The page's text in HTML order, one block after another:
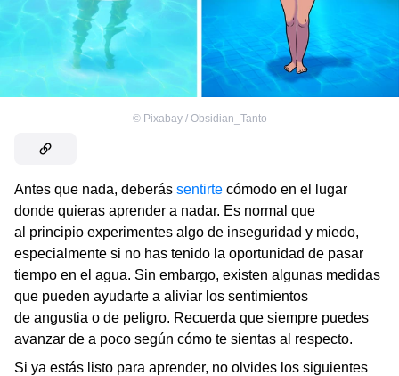
© Pixabay / Obsidian_Tanto
Antes que nada, deberás sentirte cómodo en el lugar
donde quieras aprender a nadar. Es normal que
al principio experimentes algo de inseguridad y miedo,
especialmente si no has tenido la oportunidad de pasar
tiempo en el agua. Sin embargo, existen algunas medidas
que pueden ayudarte a aliviar los sentimientos
de angustia o de peligro. Recuerda que siempre puedes
avanzar de a poco según cómo te sientas al respecto.
Si ya estás listo para aprender, no olvides los siguientes